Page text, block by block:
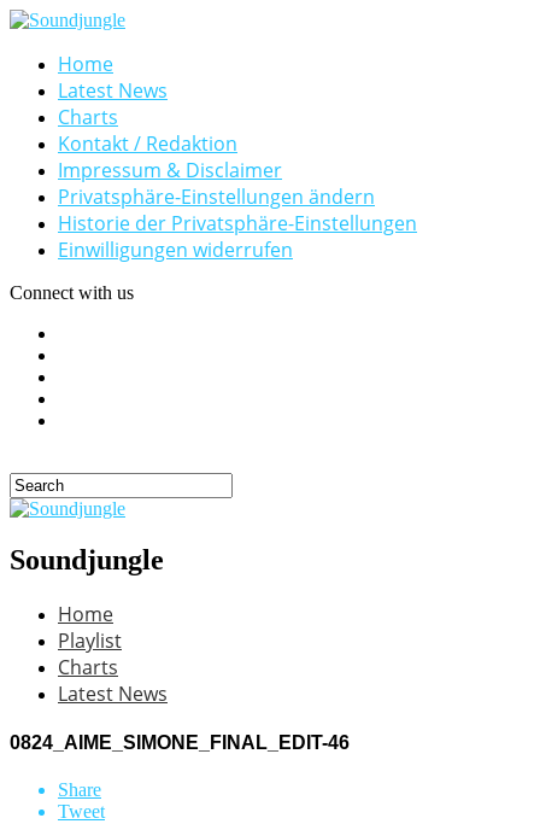
Home
Latest News
Charts
Kontakt / Redaktion
Impressum & Disclaimer
Privatsphäre-Einstellungen ändern
Historie der Privatsphäre-Einstellungen
Einwilligungen widerrufen
Connect with us
Soundjungle
Home
Playlist
Charts
Latest News
0824_AIME_SIMONE_FINAL_EDIT-46
Share
Tweet